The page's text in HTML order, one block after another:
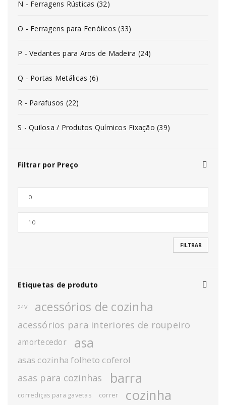
N - Ferragens Rústicas (32)
O - Ferragens para Fenólicos (33)
P - Vedantes para Aros de Madeira (24)
Q - Portas Metálicas (6)
R - Parafusos (22)
S - Quilosa / Produtos Químicos Fixação (39)
Filtrar por Preço
FILTRAR
Etiquetas de produto
24V acessórios de cozinha
acessórios para interiores de roupeiro
amortecedor asa
asas cozinha folheto coferol
asas para cozinhas barra
corrediças para gavetas correr cozinha